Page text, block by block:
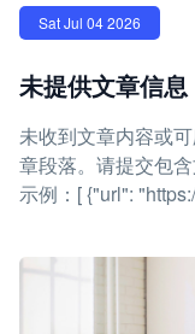
Sat Jul 04 2026
未提供文章信息
未收到文章内容或
章段落。请提交包
示例：[ {"url":